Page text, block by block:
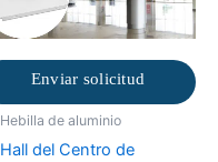
Enviar solicitud
Hebilla de aluminio
Hall del Centro de